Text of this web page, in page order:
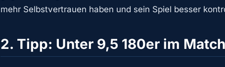
mehr Selbstvertrauen haben und sein Spiel besser
2. Tipp: Unter 9,5 180er im Match